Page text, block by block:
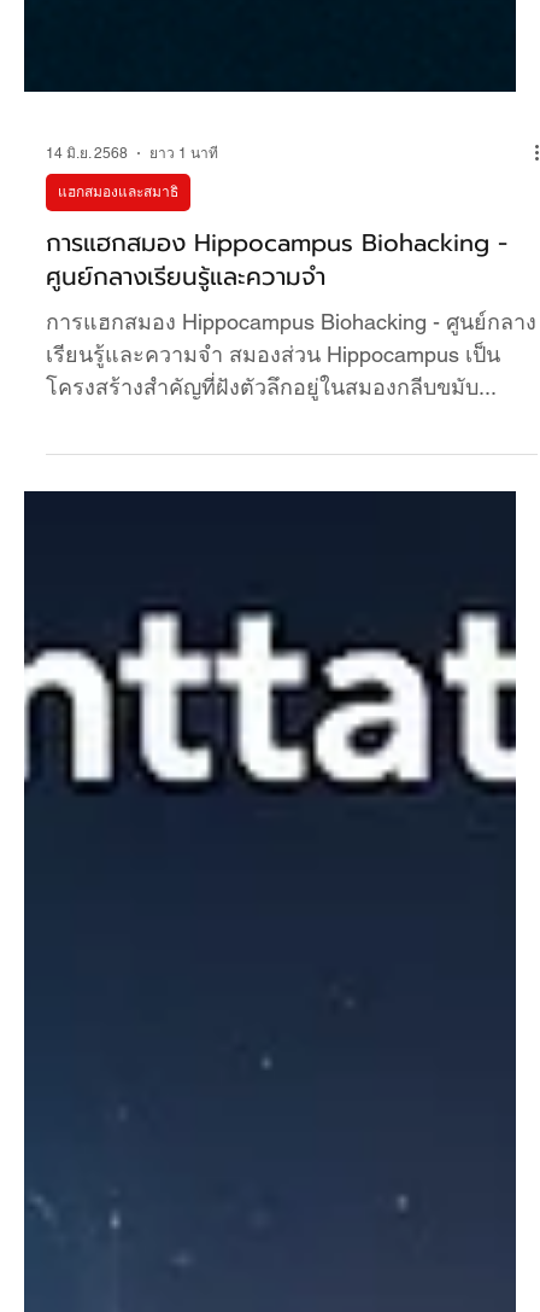
14 มิ.ย. 2568 ยาว 1 นาที
แฮกสมองและสมาธิ
การแฮกสมอง Hippocampus Biohacking -
ศูนย์กลางเรียนรู้และความจำ
การแฮกสมอง Hippocampus Biohacking - ศูนย์กลาง
เรียนรู้และความจำ สมองส่วน Hippocampus เป็น